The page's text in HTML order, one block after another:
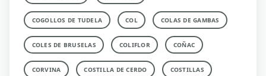
COGOLLOS DE TUDELA COL COLAS DE GAMBAS
COLES DE BRUSELAS COLIFLOR COÑAC
CORVINA COSTILLA DE CERDO COSTILLAS